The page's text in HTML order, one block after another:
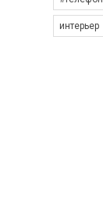
интерьер